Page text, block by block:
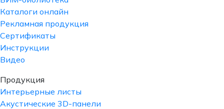
Каталоги онлайн
Рекламная продукция
Сертификаты
Инструкции
Видео
Продукция
Интерьерные листы
Акустические 3D-панели